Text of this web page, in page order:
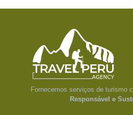
Fornecemos serviços de turismo
Responsável e